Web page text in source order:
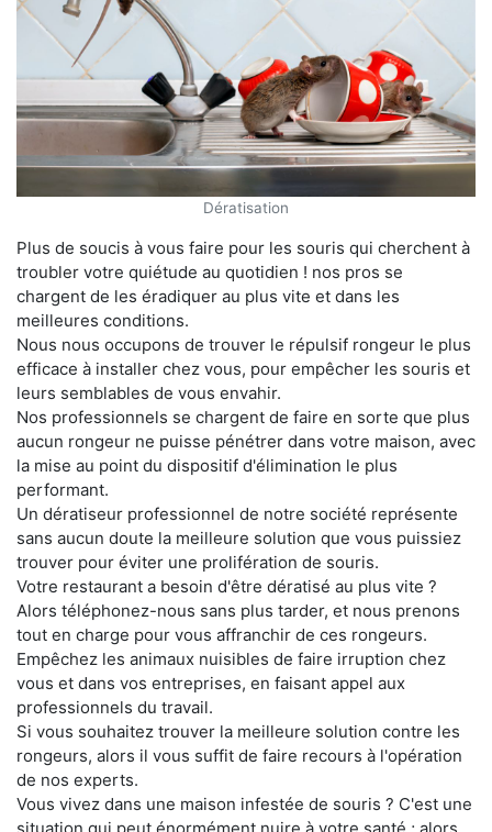
Dératisation
Plus de soucis à vous faire pour les souris qui cherchent à
troubler votre quiétude au quotidien ! nos pros se
chargent de les éradiquer au plus vite et dans les
meilleures conditions.
Nous nous occupons de trouver le répulsif rongeur le plus
efficace à installer chez vous, pour empêcher les souris et
leurs semblables de vous envahir.
Nos professionnels se chargent de faire en sorte que plus
aucun rongeur ne puisse pénétrer dans votre maison, avec
la mise au point du dispositif d'élimination le plus
performant.
Un dératiseur professionnel de notre société représente
sans aucun doute la meilleure solution que vous puissiez
trouver pour éviter une prolifération de souris.
Votre restaurant a besoin d'être dératisé au plus vite ?
Alors téléphonez-nous sans plus tarder, et nous prenons
tout en charge pour vous affranchir de ces rongeurs.
Empêchez les animaux nuisibles de faire irruption chez
vous et dans vos entreprises, en faisant appel aux
professionnels du travail.
Si vous souhaitez trouver la meilleure solution contre les
rongeurs, alors il vous suffit de faire recours à l'opération
de nos experts.
Vous vivez dans une maison infestée de souris ? C'est une
situation qui peut énormément nuire à votre santé ; alors